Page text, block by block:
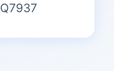
Q7937